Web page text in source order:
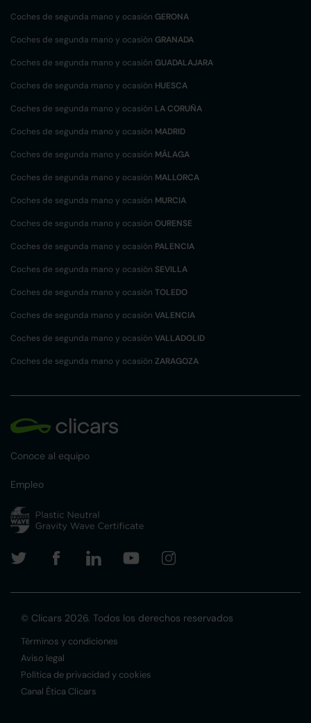
Coches de segunda mano y ocasión GERONA
Coches de segunda mano y ocasión GRANADA
Coches de segunda mano y ocasión GUADALAJARA
Coches de segunda mano y ocasión HUESCA
Coches de segunda mano y ocasión LA CORUÑA
Coches de segunda mano y ocasión MADRID
Coches de segunda mano y ocasión MÁLAGA
Coches de segunda mano y ocasión MALLORCA
Coches de segunda mano y ocasión MURCIA
Coches de segunda mano y ocasión OURENSE
Coches de segunda mano y ocasión PALENCIA
Coches de segunda mano y ocasión SEVILLA
Coches de segunda mano y ocasión TOLEDO
Coches de segunda mano y ocasión VALENCIA
Coches de segunda mano y ocasión VALLADOLID
Coches de segunda mano y ocasión ZARAGOZA
Conoce al equipo
Empleo
© Clicars 2026. Todos los derechos reservados
Términos y condiciones
Aviso legal
Política de privacidad y cookies
Canal Ética Clicars